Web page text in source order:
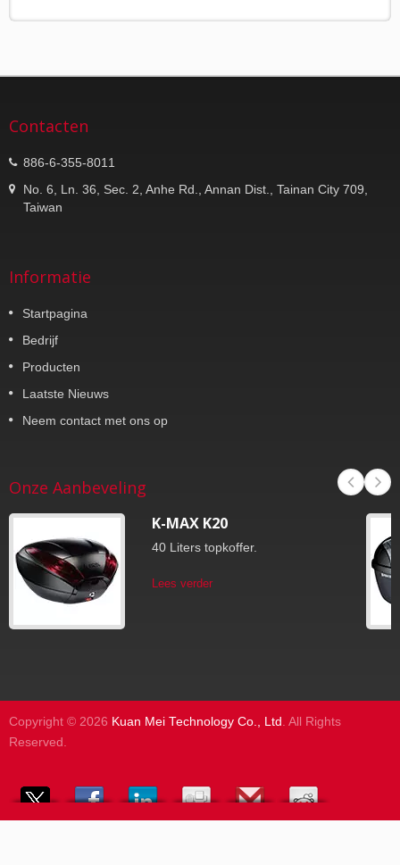
Contacten
886-6-355-8011
No. 6, Ln. 36, Sec. 2, Anhe Rd., Annan Dist., Tainan City 709,
Taiwan
Informatie
Startpagina
Bedrijf
Producten
Laatste Nieuws
Neem contact met ons op
Onze Aanbeveling
K-MAX K20
40 Liters topkoffer.
Lees verder
Copyright © 2026 Kuan Mei Technology Co., Ltd . All Rights
Reserved.